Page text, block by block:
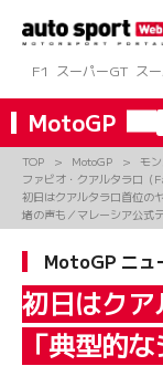
ツ
へ
ス
キ
F1 スーパーGT ス
MotoGP
TOP MotoGP
モ
ファビオ・クアルタラロ（
初日はクアルタラロ首位の
堵の声も／マレーシア公式
MotoGP ニュ
初日はクア
「典型的